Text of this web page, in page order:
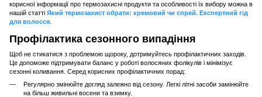
корисної інформації про термозахисні продукти та особливості їх вибору можна в
нашій статті Який термозахист обрати: кремовий чи спрей. Експертний гід
для волосся.
Профілактика сезонного випадіння
Щоб не стикатися з проблемою щороку, дотримуйтесь профілактичних заходів.
Це допоможе підтримувати баланс у роботі волосяних фолікулів і мінімізує
сезонні коливання. Серед корисних профілактичних порад:
Регулярно змінюйте догляд залежно від сезону. Легкі літні засоби замінюйте
на більш живильні восени та взимку.